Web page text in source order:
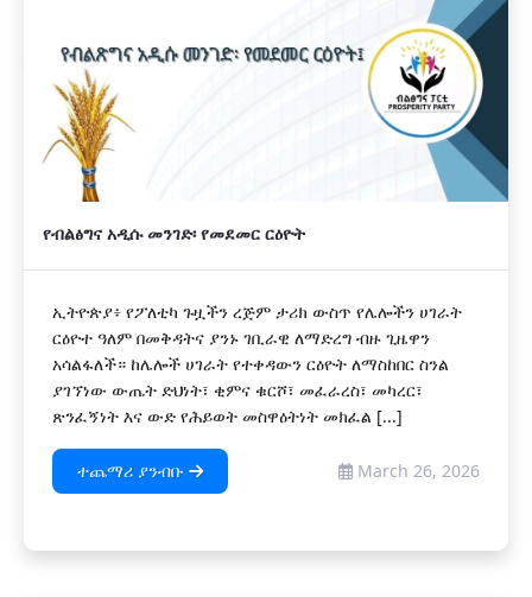
የብልፅግና አዲሱ መንገድ፡ የመደመር ርዕዮት
ኢትዮጵያ፥ የፖለቲካ ጉዟችን ረጅም ታሪክ ውስጥ የሌሎችን ሀገራት
ርዕዮተ ዓለም በመቅዳትና ያንኑ ገቢራዊ ለማድረግ ብዙ ጊዜዋን
አሳልፋለች። ከሌሎች ሀገራት የተቀዳውን ርዕዮት ለማስከበር ስንል
ያገኘነው ውጤት ድህነት፣ ቂምና ቁርሾ፣ መፈራረስ፣ መካረር፣
ጽንፈኝነት እና ውድ የሕይወት መስዋዕትነት መክፈል [...]
ተጨማሪ ያንብቡ March 26, 2026